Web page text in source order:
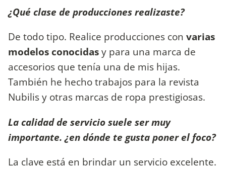
¿Qué clase de producciones realizaste?
De todo tipo. Realice producciones con varias
modelos conocidasy para una marca de
accesorios que tenía una de mis hijas.
También he hecho trabajos para la revista
Nubilis y otras marcas de ropa prestigiosas.
La calidad de servicio suele ser muy
importante. ¿en dónde te gusta poner el foco?
La clave está en brindar un servicio excelente.